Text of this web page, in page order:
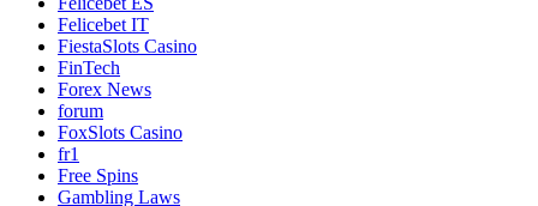
Felicebet IT
FiestaSlots Casino
FinTech
Forex News
forum
FoxSlots Casino
fr1
Free Spins
Gambling Laws